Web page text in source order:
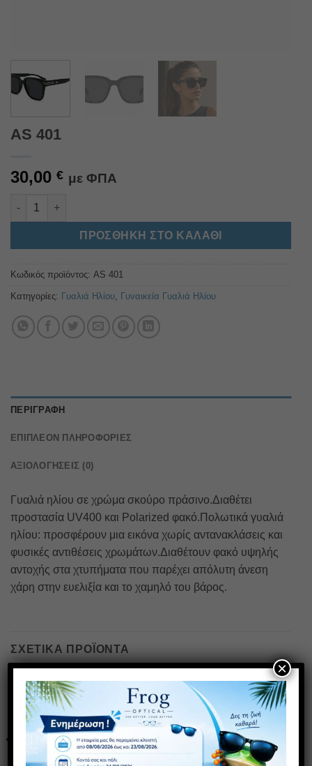
AS 401
30,00 € με ΦΠΑ
AS 401 ποσότητα
ΠΡΟΣΘΉΚΗ ΣΤΟ ΚΑΛΆΘΙ
Alternative:
Κωδικός προϊόντος: AS 401
Κατηγορίες: Γυαλιά Ηλίου Γυναικεία Γυαλιά Ηλίου
ΠΕΡΙΓΡΑΦΉ
ΕΠΙΠΛΈΟΝ ΠΛΗΡΟΦΟΡΊΕΣ
ΑΞΙΟΛΟΓΉΣΕΙΣ (0)
Γυαλιά ηλίου σε χρώμα σκούρο πράσινο.Διαθέτει
προστασία UV400 και Polarized φακό.Πολωτικά γυαλιά
ηλίου: προσφέρουν μια εικόνα χωρίς αντανακλάσεις και
φυσικές αντιθέσεις χρωμάτων.Διαθέτουν φακό υψηλής
αντοχής στα χτυπήματα που παρέχει απόλυτη άνεση
χάρη στην ευελιξία και το χαμηλό του βάρος.
ΣΧΕΤΙΚΆ ΠΡΟΪΌΝΤΑ
στην λίστα
επιθυμιών
ΠΡΟΣΦΟΡΑ
1+1 ΔΩΡΟ
Πρόσθήκη
στην λίστα
επιθυμιών
×